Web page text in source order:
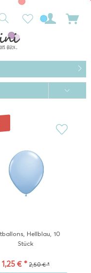
Hellblau, 10
Stück
1,25 € * 2,50 € *